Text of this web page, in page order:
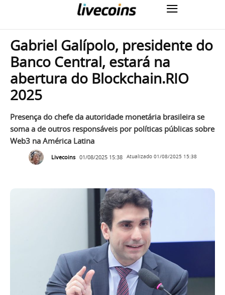
Gabriel Galípolo, presidente do
Banco Central, estará na
abertura do Blockchain.RIO
2025
Presença do chefe da autoridade monetária brasileira se
soma a de outros responsáveis por políticas públicas sobre
Web3 na América Latina
Livecoins 01/08/2025 15:38 Atualizado 01/08/2025 15:38